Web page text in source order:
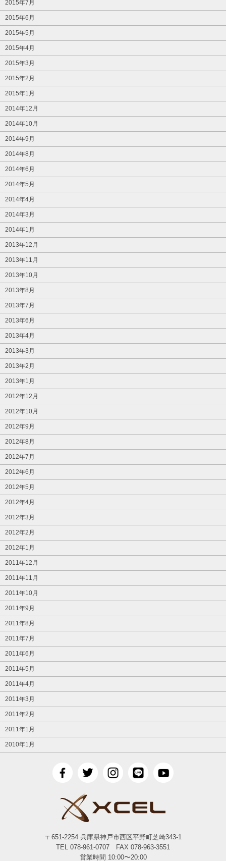
2015年7月
2015年6月
2015年5月
2015年4月
2015年3月
2015年2月
2015年1月
2014年12月
2014年10月
2014年9月
2014年8月
2014年6月
2014年5月
2014年4月
2014年3月
2014年1月
2013年12月
2013年11月
2013年10月
2013年8月
2013年7月
2013年6月
2013年4月
2013年3月
2013年2月
2013年1月
2012年12月
2012年10月
2012年9月
2012年8月
2012年7月
2012年6月
2012年5月
2012年4月
2012年3月
2012年2月
2012年1月
2011年12月
2011年11月
2011年10月
2011年9月
2011年8月
2011年7月
2011年6月
2011年5月
2011年4月
2011年3月
2011年2月
2011年1月
2010年1月
〒651-2254 兵庫県神戸市西区平野町芝崎343-1
TEL 078-961-0707 FAX 078-963-3551
営業時間 10:00〜20:00